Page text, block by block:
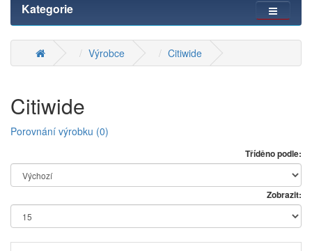
Kategorie
Výrobce Citiwide
Citiwide
Porovnání výrobku (0)
Tříděno podle:
Zobrazit: